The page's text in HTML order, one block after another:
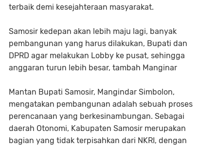
terbaik demi kesejahteraan masyarakat.
Samosir kedepan akan lebih maju lagi, banyak
pembangunan yang harus dilakukan, Bupati dan
DPRD agar melakukan Lobby ke pusat, sehingga
anggaran turun lebih besar, tambah Manginar
Mantan Bupati Samosir, Mangindar Simbolon,
mengatakan pembangunan adalah sebuah proses
perencanaan yang berkesinambungan. Sebagai
daerah Otonomi, Kabupaten Samosir merupakan
bagian yang tidak terpisahkan dari NKRI, dengan